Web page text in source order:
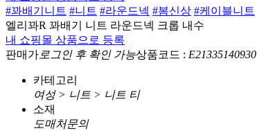
#꽈배기니트 #니트 #라운드넥 #봄신상 #케이블니트
엘리꽈R 꽈배기 니트 라운드넥 크롭 내수
내 쇼핑몰 상품으로 등록
판매가 로그인 후 확인 가능상품코드 : E21335140930
카테고리
여성 > 니트 > 니트 티
소재
도매처문의